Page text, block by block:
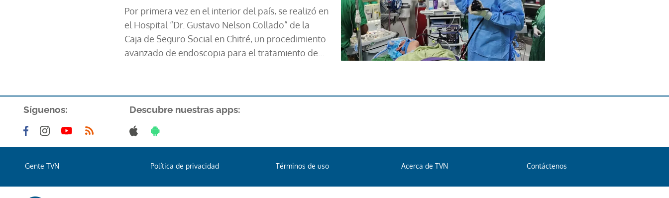
Por primera vez en el interior del país, se realizó en
el Hospital “Dr. Gustavo Nelson Collado” de la
Caja de Seguro Social en Chitré, un procedimiento
avanzado de endoscopia para el tratamiento de
Síguenos: Descubre nuestras apps:
Gente TVN Política de privacidad Términos de uso Acerca de TVN Contáctenos